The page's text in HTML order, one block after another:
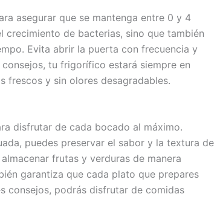
asegurar que se mantenga entre 0 y 4
crecimiento de bacterias, sino que también
Evita abrir la puerta con frecuencia y
tu frigorífico estará siempre en
frescos y sin olores desagradables.
disfrutar de cada bocado al máximo.
puedes preservar el sabor y la textura de
frutas y verduras de manera
garantiza que cada plato que prepares
consejos, podrás disfrutar de comidas